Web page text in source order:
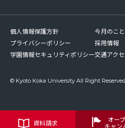
個人情報保護方針
プライバシーポリシー
学園情報セキュリティポリシー
今月のこ
採用情報
交通アク
© Kyoto Koka University All Right
資料請求 オー
キャン